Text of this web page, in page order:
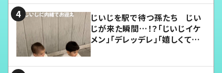
じいじを駅で待つ孫たち じい
じが来た瞬間…！？「じいじイケ
メン」「デレッデレ」「嬉しくて可